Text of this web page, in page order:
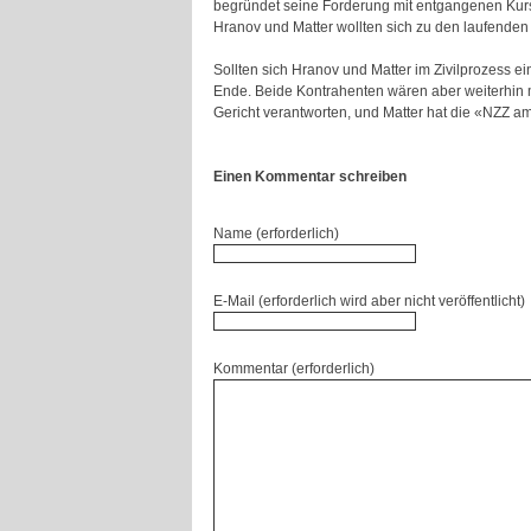
begründet seine Forderung mit entgangenen
Hranov und Matter wollten sich zu den
Sollten sich Hranov und Matter im Zivilprozess
Ende. Beide Kontrahenten wären aber
Gericht verantworten, und Matter hat die «NZZ
Einen Kommentar schreiben
Name (erforderlich)
E-Mail (erforderlich wird aber nicht veröffentlicht)
Kommentar (erforderlich)